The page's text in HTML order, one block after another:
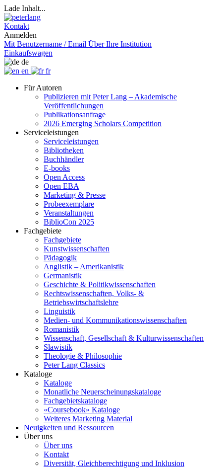
Lade Inhalt...
Kontakt
Anmelden
Mit Benutzername / Email Über Ihre Institution
Einkaufswagen
de
en
fr
Für Autoren
Publizieren mit Peter Lang – Akademische
Veröffentlichungen
Publikationsanfrage
2026 Emerging Scholars Competition
Serviceleistungen
Serviceleistungen
Bibliotheken
Buchhändler
E-books
Open Access
Open EBA
Marketing & Presse
Probeexemplare
Veranstaltungen
BiblioCon 2025
Fachgebiete
Fachgebiete
Kunstwissenschaften
Pädagogik
Anglistik – Amerikanistik
Germanistik
Geschichte & Politikwissenschaften
Rechtswissenschaften, Volks- &
Betriebswirtschaftslehre
Linguistik
Medien- und Kommunikationswissenschaften
Romanistik
Wissenschaft, Gesellschaft & Kulturwissenschaften
Slawistik
Theologie & Philosophie
Peter Lang Classics
Kataloge
Kataloge
Monatliche Neuerscheinungskataloge
Fachgebietskataloge
«Coursebook» Kataloge
Weiteres Marketing Material
Neuigkeiten und Ressourcen
Über uns
Über uns
Kontakt
Diversität, Gleichberechtigung und Inklusion